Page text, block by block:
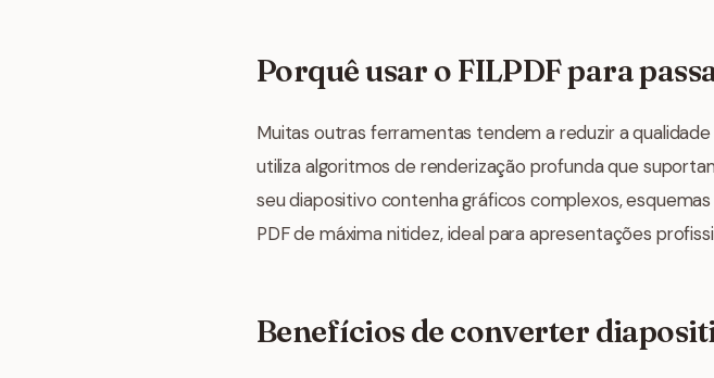
Porquê usar o FILPDF para
Muitas outras ferramentas tendem a reduzir a
utiliza algoritmos de renderização profunda que
seu diapositivo contenha gráficos complexos,
PDF de máxima nitidez, ideal para apresentações
Benefícios de converter